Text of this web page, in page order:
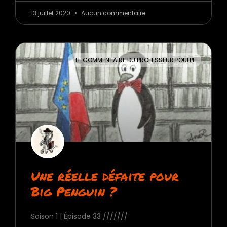
13 juillet 2020 Aucun commentaire
LE COMMENTAIRE DU PROFESSEUR POULPI
Une réelle défaite pour
Big Penguin ?
Saison 1 | Épisode 33 ///////